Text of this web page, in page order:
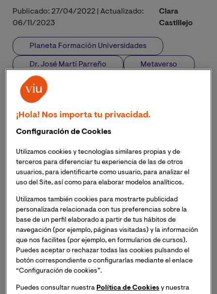
Publicado: 27/04/2022
Actualizado:
06/11/2023
Clara
Castillejo
Planeta Formación Universidades
Dr. José Martí Parreño Metaverso
El webinar, organizado por Planeta Formación
Universidades, contó con las ponencias del Vicerrector
Ordoñez, Asesor de Metaverso y narrativas interactivas
A los expertos se sumaron destacados representantes
del mundo empresarial colombiano, quienes
compartieron su experiencia respecto al Metaverso
‘METAVERSO la nueva oportunidad para los
negocios’, el segundo de una serie organizada por
Planeta Formación Universidadesen Colombia. El
evento contó con las ponencias delDr. José Martí
Parreño, Vicerrector de Investigación y Transferencia
de VIU Universidad Internacional de Valencia y deJuan
Pablo Ordoñez, Asesor de Metaverso y narrativas
interactivas en The Core School. A ellos se sumaron
¡Hola! Nos importa tu privacidad.
Configuración de Cookies
Utilizamos cookies y tecnologías similares propias y de
terceros para diferenciar tu experiencia de las de otros
usuarios, para identificarte como usuario, para analizar el
uso del Site, así como para elaborar modelos analíticos.
Utilizamos también cookies para mostrarte publicidad
personalizada relacionada con tus preferencias sobre la
base de un perfil elaborado a partir de tus hábitos de
navegación (por ejemplo, páginas visitadas) y la información
que nos facilites (por ejemplo, en formularios de cursos).
Puedes aceptar o rechazar todas las cookies pulsando el
botón correspondiente o configurarlas mediante el enlace
“Configuración de cookies”.
Puedes consultar nuestra Política de Cookies y nuestra